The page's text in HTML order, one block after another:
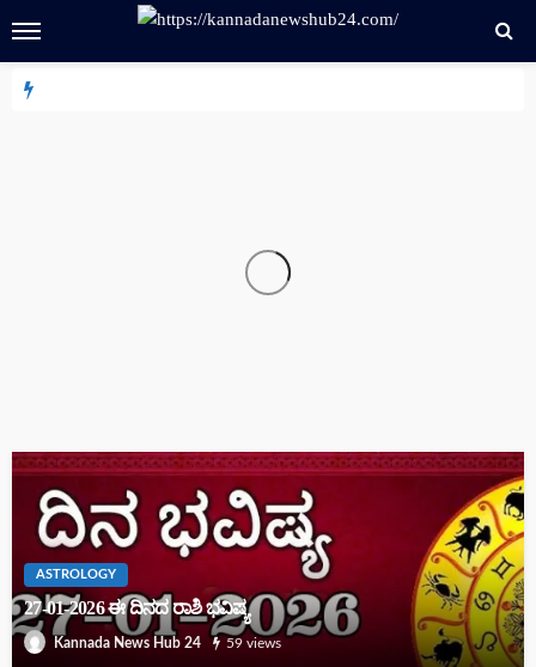
02-05-2026 ರ ರಾಶಿ ದಿನಭವಿಷ್ಯ
ಅಂಬೇಡ್ಕರ್ ತತ್ವಗಳನ್ನು ಅಳವಡಿಸಿಕೊಳ್ಳಿ, ಡಿಜೆ ಸಂಭ್ರಮ ಬೇಡ: ಜ್ಞಾನಪ್ರಕಾಶ
ASTROLOGY
27-01-2026 ಈ ದಿನದ ರಾಶಿ ಭವಿಷ್ಯ
Kannada News Hub 24 59 views